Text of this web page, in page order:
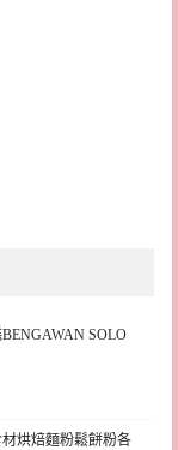
SOLO
烘焙麵粉鬆餅粉各